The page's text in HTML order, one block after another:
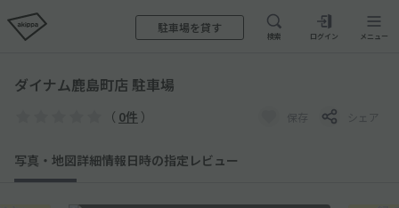
駐車場を貸す
検索 ログイン メニュー
ダイナム鹿島町店 駐車場
（ 0件 ） 保存 シェア
写真・地図詳細情報日時の指定 レビュー